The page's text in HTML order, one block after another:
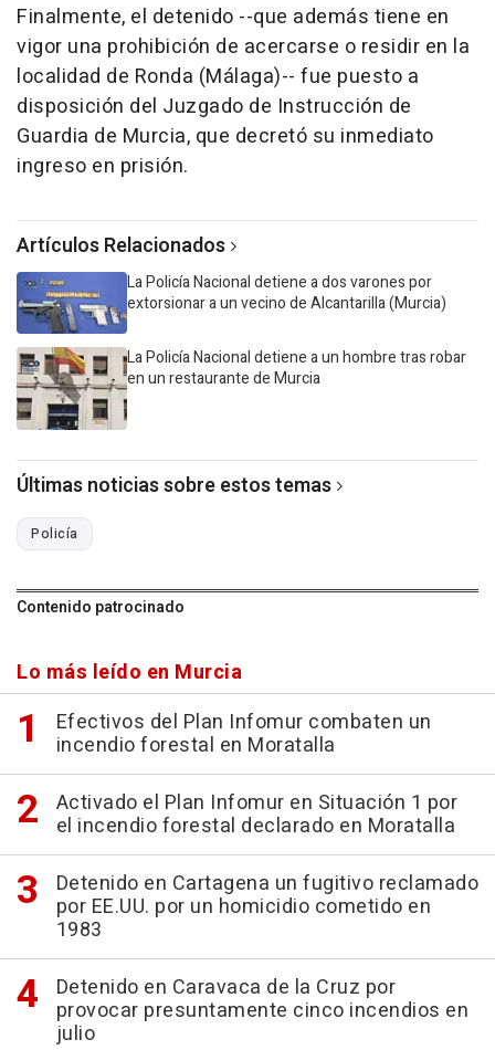
Finalmente, el detenido --que además tiene en
vigor una prohibición de acercarse o residir en la
localidad de Ronda (Málaga)-- fue puesto a
disposición del Juzgado de Instrucción de
Guardia de Murcia, que decretó su inmediato
ingreso en prisión.
Artículos Relacionados
La Policía Nacional detiene a dos varones por
extorsionar a un vecino de Alcantarilla (Murcia)
La Policía Nacional detiene a un hombre tras robar
en un restaurante de Murcia
Últimas noticias sobre estos temas
Policía
Contenido patrocinado
Lo más leído en Murcia
Efectivos del Plan Infomur combaten un
incendio forestal en Moratalla
Activado el Plan Infomur en Situación 1 por
el incendio forestal declarado en Moratalla
Detenido en Cartagena un fugitivo reclamado
por EE.UU. por un homicidio cometido en
1983
Detenido en Caravaca de la Cruz por
provocar presuntamente cinco incendios en
julio